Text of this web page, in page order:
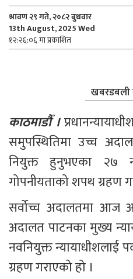
श्रावण २९ गते, २०८२ बुधवार
13th August, 2025 Wed
१२:२६:०६ मा प्रकाशित
खबरडबली
काठमाडौँ ।
समुपस्थितिमा उच्च
नियुक्त हुनुभएका २७
गोपनीयताको शपथ ग्रहण
सर्वोच्च अदालतमा आज
अदालत पाटनका मुख्य
नवनियुक्त न्यायाधीशलाई
ग्रहण गराएको हो ।